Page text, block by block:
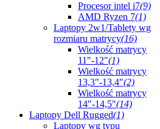
Procesor intel i7(9)
AMD Ryzen 7(1)
Laptopy 2w1/Tablety wg
rozmiaru matrycy(16)
Wielkość matrycy
11"-12"(1)
Wielkość matrycy
13,3"-13,4"(2)
Wielkość matrycy
14"-14,5"(14)
Laptopy Dell Rugged(1)
Laptopy wg typu